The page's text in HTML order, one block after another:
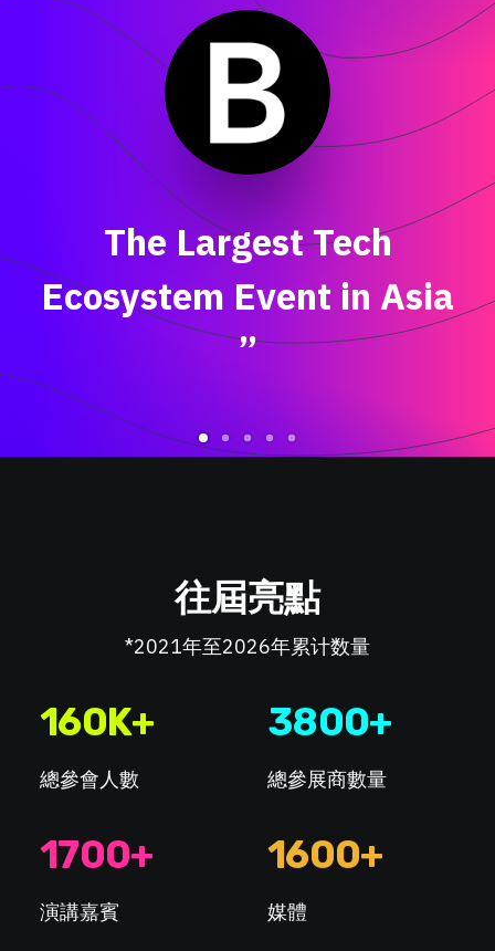
The Largest Tech
Ecosystem Event in Asia
”
往屆亮點
*2021年至2026年累计数量
160K+
總參會人數
3800+
總參展商數量
1700+
演講嘉賓
1600+
媒體